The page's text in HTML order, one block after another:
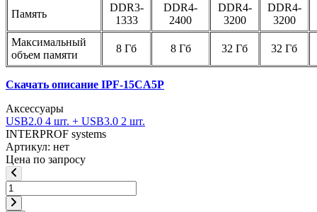
Память
DDR3-
1333
DDR4-
2400
DDR4-
3200
DDR4-
3200
Максимальный
объем памяти
8 Гб 8 Гб 32 Гб 32 Гб
Скачать описание IPF-15CA5P
Аксессуары
USB2.0 4 шт. + USB3.0 2 шт.
INTERPROF systems
Артикул: нет
Цена по запросу